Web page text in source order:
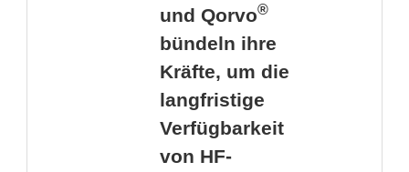
und Qorvo®
bündeln ihre
Kräfte, um die
langfristige
Verfügbarkeit
von HF-